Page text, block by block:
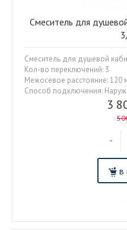
3
-
в
Смеситель для
Смеситель для душевой
Кол-во переключений: 3
Межосевое расстояние: 120
Способ подключения: